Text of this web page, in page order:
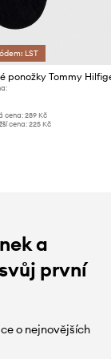
LST
cena: 289 Kč
cena: 225 Kč
a
první
o nejnovějších